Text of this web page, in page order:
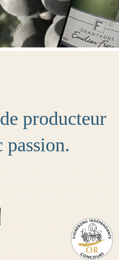
producteur
passion.